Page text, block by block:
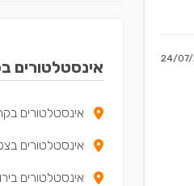
24/ אינסטלטורים
אינסטלטורים
אינסטלטורים
אינסטלטורים